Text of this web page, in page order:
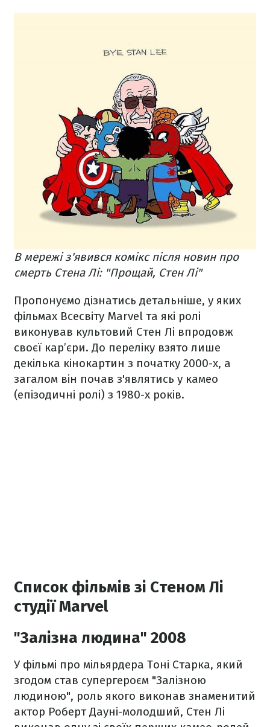
В мережі з'явився комікс після новин про
смерть Стена Лі: "Прощай, Стен Лі"
Пропонуємо дізнатись детальніше, у яких
фільмах Всесвіту Marvel та які ролі
виконував культовий Стен Лі впродовж
своєї кар’єри. До переліку взято лише
декілька кінокартин з початку 2000-х, а
загалом він почав з'являтись у камео
(епізодичні ролі) з 1980-х років.
Список фільмів зі Стеном Лі
студії Marvel
"Залізна людина" 2008
У фільмі про мільярдера Тоні Старка, який
згодом став супергероєм "Залізною
людиною", роль якого виконав знаменитий
актор Роберт Дауні-молодший, Стен Лі